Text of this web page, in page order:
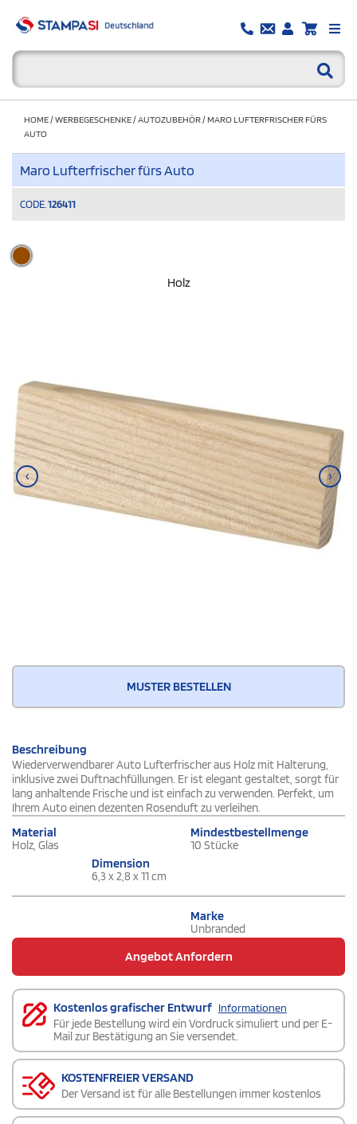
HOME/WERBEGESCHENKE/AUTOZUBEHÖR/MARO LUFTERFRISCHER FÜRS
AUTO
Maro Lufterfrischer fürs Auto
CODE. 126411
Holz
‹ ›
MUSTER BESTELLEN
Beschreibung
Wiederverwendbarer Auto Lufterfrischer aus Holz mit Halterung,
inklusive zwei Duftnachfüllungen. Er ist elegant gestaltet, sorgt für
lang anhaltende Frische und ist einfach zu verwenden. Perfekt, um
Ihrem Auto einen dezenten Rosenduft zu verleihen.
Material
Holz, Glas
Mindestbestellmenge
10 Stücke
Dimension
6,3 x 2,8 x 11 cm
Marke
Unbranded
Angebot Anfordern
Kostenlos grafischer Entwurf Informationen
Für jede Bestellung wird ein Vordruck simuliert und per E-
Mail zur Bestätigung an Sie versendet.
KOSTENFREIER VERSAND
Der Versand ist für alle Bestellungen immer kostenlos